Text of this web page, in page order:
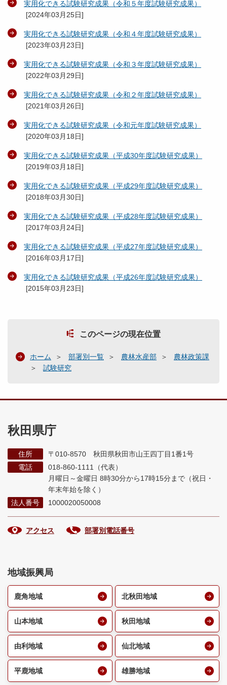
実用化できる試験研究成果（令和５年度試験研究成果）
[2024年03月25日]
実用化できる試験研究成果（令和４年度試験研究成果）
[2023年03月23日]
実用化できる試験研究成果（令和３年度試験研究成果）
[2022年03月29日]
実用化できる試験研究成果（令和２年度試験研究成果）
[2021年03月26日]
実用化できる試験研究成果（令和元年度試験研究成果）
[2020年03月18日]
実用化できる試験研究成果（平成30年度試験研究成果）
[2019年03月18日]
実用化できる試験研究成果（平成29年度試験研究成果）
[2018年03月30日]
実用化できる試験研究成果（平成28年度試験研究成果）
[2017年03月24日]
実用化できる試験研究成果（平成27年度試験研究成果）
[2016年03月17日]
実用化できる試験研究成果（平成26年度試験研究成果）
[2015年03月23日]
このページの現在位置
ホーム 部署別一覧 農林水産部
農林政策課
試験研究
秋田県庁
住所
〒010-8570 秋田県秋田市山王四丁目1番1号
電話
018-860-1111（代表）
月曜日～金曜日 8時30分から17時15分まで （祝日・
年末年始を除く）
法人番号
1000020050008
アクセス 部署別電話番号
地域振興局
鹿角地域 北秋田地域
山本地域 秋田地域
由利地域 仙北地域
平鹿地域 雄勝地域